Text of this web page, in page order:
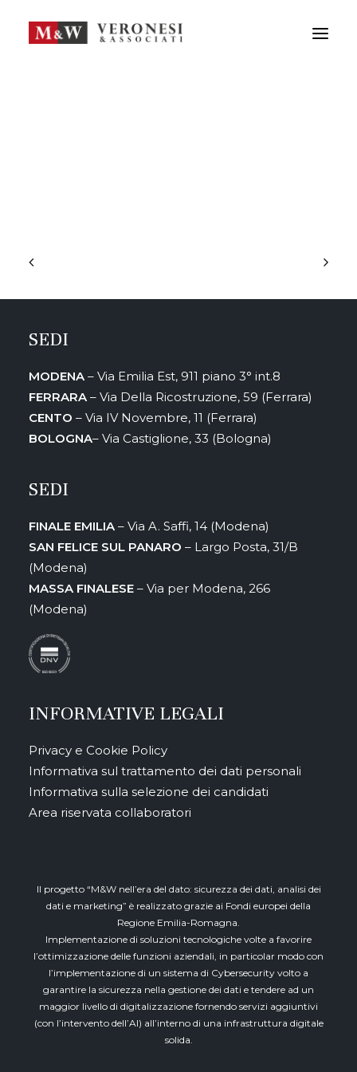
M&W STUDIO
FRA
RICERCA
SEDI
MODENA – Via Emilia Est, 911 piano 3° int.8
FERRARA – Via Della Ricostruzione, 59 (Ferrara)
CENTO – Via IV Novembre, 11 (Ferrara)
BOLOGNA– Via Castiglione, 33 (Bologna)
SEDI
FINALE EMILIA – Via A. Saffi, 14 (Modena)
SAN FELICE SUL PANARO – Largo Posta, 31/B
(Modena)
MASSA FINALESE – Via per Modena, 266
(Modena)
INFORMATIVE LEGALI
Privacy e Cookie Policy
Informativa sul trattamento dei dati personali
Informativa sulla selezione dei candidati
Area riservata collaboratori
Il progetto “M&W nell’era del dato: sicurezza dei dati, analisi dei
dati e marketing” è realizzato grazie ai Fondi europei della
Regione Emilia-Romagna.
Implementazione di soluzioni tecnologiche volte a favorire
l’ottimizzazione delle funzioni aziendali, in particolar modo con
l’implementazione di un sistema di Cybersecurity volto a
garantire la sicurezza nella gestione dei dati e tendere ad un
maggior livello di digitalizzazione fornendo servizi aggiuntivi
(con l’intervento dell’AI) all’interno di una infrastruttura digitale
solida.